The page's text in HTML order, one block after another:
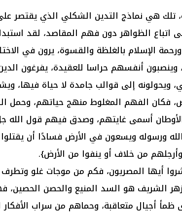
تلك هي نماذج التدين الشكلي الذي يقتصر
اتباع الظواهر دون فهم المقاصد، لقد
الإسلام بالغلظة والقسوة، يرون في
وينصبون أنفسهم حراسا للعقيدة، يفرغون
ويحولونه إلى قوالب جامدة لا حياة فيها،
فكان الفهم المغلوط منهج حياتهم، وحمل
أسمى غايتهم، وصدق فيهم قول الله جل
ورسوله ويسعون في الأرض فسادًا أن
من خلاف أو ينفوا من الأرض}.
أيها المصريون، فكم من موجات غلو وتطرف
الشريف هو السد المنيع والحصن الحصين،
ظمأ أجيال متعاقبة، وحماهم من سراب الأفكار